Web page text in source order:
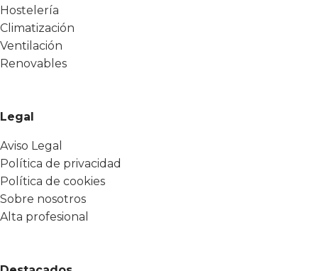
Hostelería
Climatización
Ventilación
Renovables
Legal
Aviso Legal
Política de privacidad
Política de cookies
Sobre nosotros
Alta profesional